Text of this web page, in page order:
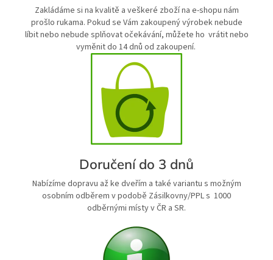
Zakládáme si na kvalitě a veškeré zboží na e-shopu nám
prošlo rukama. Pokud se Vám zakoupený výrobek nebude
líbit nebo nebude splňovat očekávání, můžete ho vrátit nebo
vyměnit do 14 dnů od zakoupení.
Doručení do 3 dnů
Nabízíme dopravu až ke dveřím a také variantu s možným
osobním odběrem v podobě Zásilkovny/PPL s 1000
odběrnými místy v ČR a SR.